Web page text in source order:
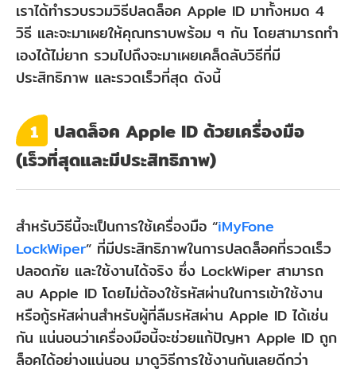
เราได้ทำรวบรวมวิธีปลดล็อค Apple ID มาทั้งหมด 4
วิธี และจะมาเผยให้คุณทราบพร้อม ๆ กัน โดยสามารถทำ
เองได้ไม่ยาก รวมไปถึงจะมาเผยเคล็ดลับวิธีที่มี
ประสิทธิภาพ และรวดเร็วที่สุด ดังนี้
1
ปลดล็อค Apple ID ด้วยเครื่องมือ
(เร็วที่สุดและมีประสิทธิภาพ)
สำหรับวิธีนี้จะเป็นการใช้เครื่องมือ “iMyFone
LockWiper” ที่มีประสิทธิภาพในการปลดล็อคที่รวดเร็ว
ปลอดภัย และใช้งานได้จริง ซึ่ง LockWiper สามารถ
ลบ Apple ID โดยไม่ต้องใช้รหัสผ่านในการเข้าใช้งาน
หรือกู้รหัสผ่านสำหรับผู้ที่ลืมรหัสผ่าน Apple ID ได้เช่น
กัน แน่นอนว่าเครื่องมือนี้จะช่วยแก้ปัญหา Apple ID ถูก
ล็อคได้อย่างแน่นอน มาดูวิธีการใช้งานกันเลยดีกว่า